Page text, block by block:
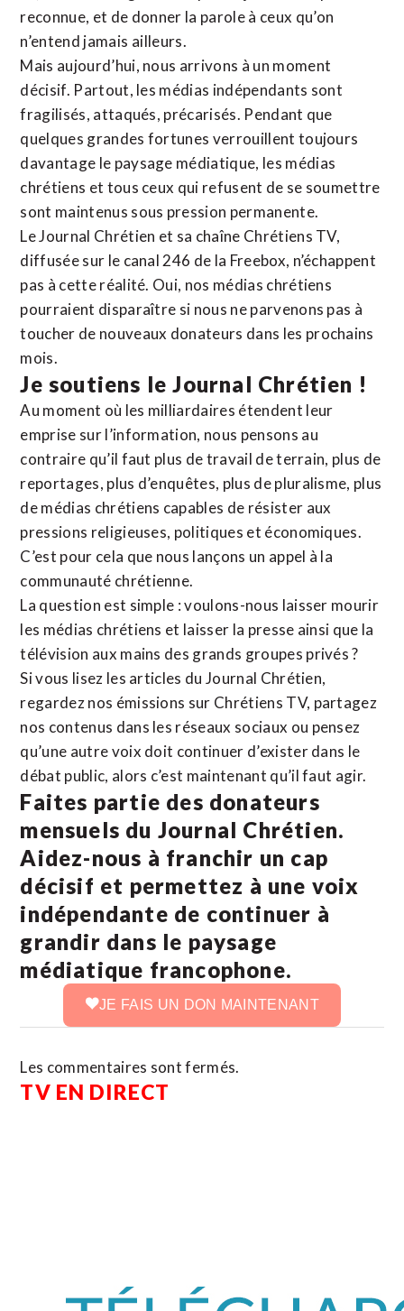
reconnue, et de donner la parole à ceux qu’on
n’entend jamais ailleurs.
Mais aujourd’hui, nous arrivons à un moment
décisif. Partout, les médias indépendants sont
fragilisés, attaqués, précarisés. Pendant que
quelques grandes fortunes verrouillent toujours
davantage le paysage médiatique, les médias
chrétiens et tous ceux qui refusent de se soumettre
sont maintenus sous pression permanente.
Le Journal Chrétien et sa chaîne Chrétiens TV,
diffusée sur le canal 246 de la Freebox, n’échappent
pas à cette réalité. Oui, nos médias chrétiens
pourraient disparaître si nous ne parvenons pas à
toucher de nouveaux donateurs dans les prochains
mois.
Je soutiens le Journal Chrétien !
Au moment où les milliardaires étendent leur
emprise sur l’information, nous pensons au
contraire qu’il faut plus de travail de terrain, plus de
reportages, plus d’enquêtes, plus de pluralisme, plus
de médias chrétiens capables de résister aux
pressions religieuses, politiques et économiques.
C’est pour cela que nous lançons un appel à la
communauté chrétienne.
La question est simple : voulons-nous laisser mourir
les médias chrétiens et laisser la presse ainsi que la
télévision aux mains des grands groupes privés ?
Si vous lisez les articles du Journal Chrétien,
regardez nos émissions sur Chrétiens TV, partagez
nos contenus dans les réseaux sociaux ou pensez
qu’une autre voix doit continuer d’exister dans le
débat public, alors c’est maintenant qu’il faut agir.
Faites partie des donateurs
mensuels du Journal Chrétien.
Aidez-nous à franchir un cap
décisif et permettez à une voix
indépendante de continuer à
grandir dans le paysage
médiatique francophone.
JE FAIS UN DON MAINTENANT
Les commentaires sont fermés.
TV EN DIRECT